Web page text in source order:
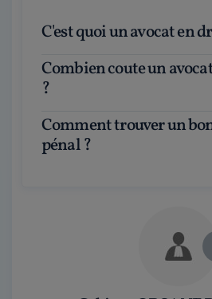
C'est quoi un avocat en
Combien coute un avocat droit pénal
?
Comment trouver un bon avocat droit
pénal ?